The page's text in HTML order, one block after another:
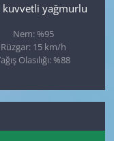
kuvvetli yağmurlu
Nem: %95
Rüzgar: 15 km/h
Olasılığı: %88